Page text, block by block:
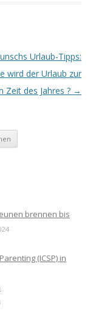
Urlaub-Tipps:
wird der Urlaub zur
Zeit des Jahres ? →
brennen bis
(ICSP) in